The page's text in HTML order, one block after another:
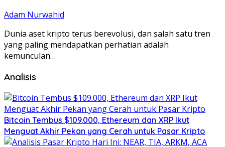
Adam Nurwahid
Dunia aset kripto terus berevolusi, dan salah satu tren
yang paling mendapatkan perhatian adalah
kemunculan…
Analisis
Bitcoin Tembus $109.000, Ethereum dan XRP Ikut
Menguat Akhir Pekan yang Cerah untuk Pasar Kripto